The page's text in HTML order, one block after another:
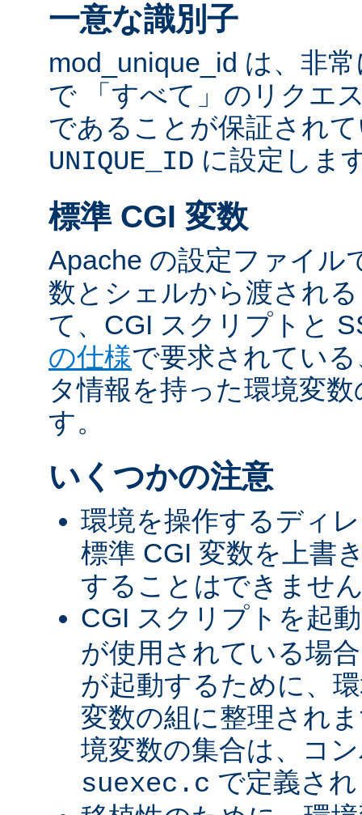
一意な識別子
mod_unique_id は、非
で 「すべて」のリクエ
であることが保証され
UNIQUE_ID に設定しま
標準 CGI 変数
Apache の設定ファイル
数とシェルから渡され
て、CGI スクリプトと
の仕様で要求されてい
タ情報を持った環境変
す。
いくつかの注意
環境を操作するディ
標準 CGI 変数を上書
することはできませ
CGI スクリプトを起
が使用されている場
が起動するために、
変数の組に整理され
境変数の集合は、コ
suexec.c で定義さ